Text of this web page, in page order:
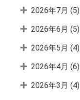
2026年7月 (5)
2026年6月 (5)
2026年5月 (4)
2026年4月 (6)
2026年3月 (4)